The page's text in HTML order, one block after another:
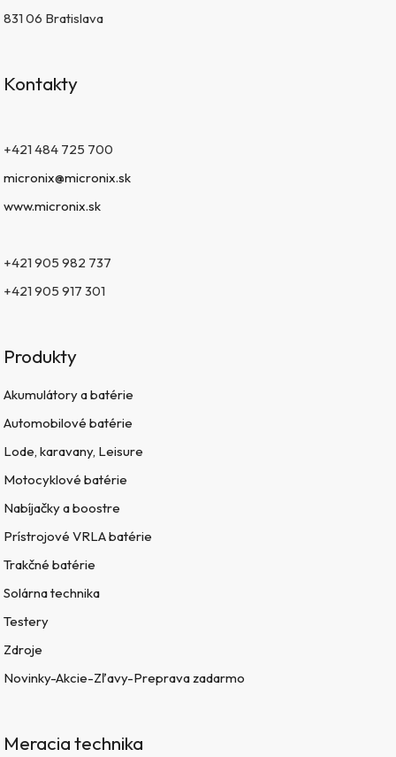
831 06 Bratislava
Kontakty
+421 484 725 700
micronix@micronix.sk
www.micronix.sk
+421 905 982 737
+421 905 917 301
Produkty
Akumulátory a batérie
Automobilové batérie
Lode, karavany, Leisure
Motocyklové batérie
Nabíjačky a boostre
Prístrojové VRLA batérie
Trakčné batérie
Solárna technika
Testery
Zdroje
Novinky-Akcie-Zľavy-Preprava zadarmo
Meracia technika